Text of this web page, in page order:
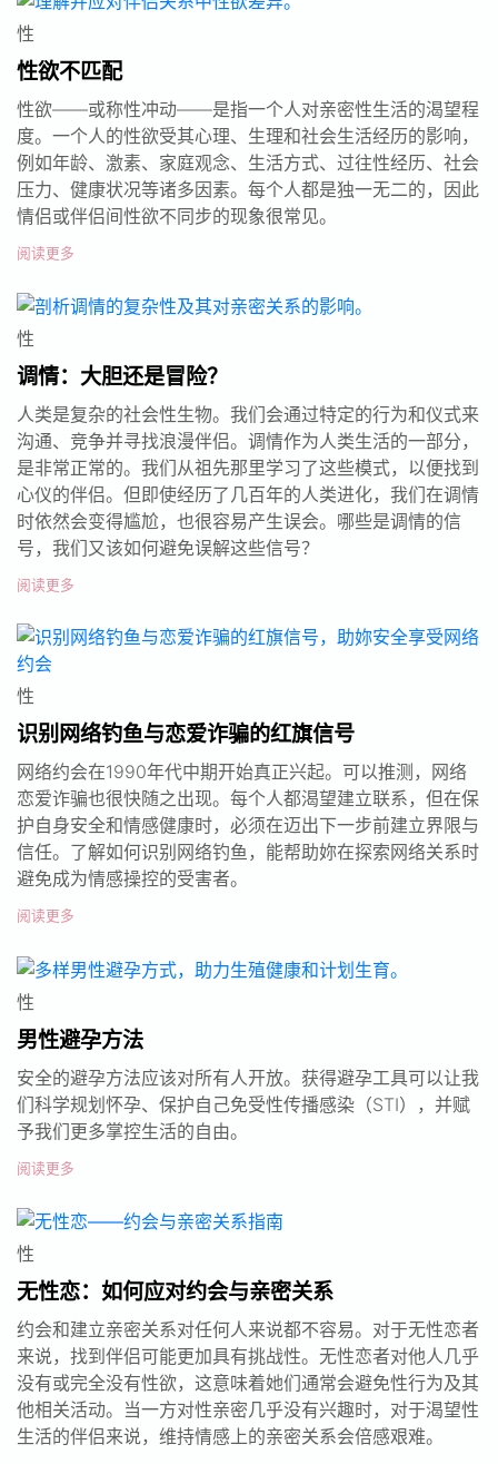
性
性欲不匹配
性欲——或称性冲动——是指一个人对亲密性生活的渴望程
度。一个人的性欲受其心理、生理和社会生活经历的影响，
例如年龄、激素、家庭观念、生活方式、过往性经历、社会
压力、健康状况等诸多因素。每个人都是独一无二的，因此
情侣或伴侣间性欲不同步的现象很常见。
阅读更多
性
调情：大胆还是冒险？
人类是复杂的社会性生物。我们会通过特定的行为和仪式来
沟通、竞争并寻找浪漫伴侣。调情作为人类生活的一部分，
是非常正常的。我们从祖先那里学习了这些模式，以便找到
心仪的伴侣。但即使经历了几百年的人类进化，我们在调情
时依然会变得尴尬，也很容易产生误会。哪些是调情的信
号，我们又该如何避免误解这些信号？
阅读更多
性
识别网络钓鱼与恋爱诈骗的红旗信号
网络约会在1990年代中期开始真正兴起。可以推测，网络
恋爱诈骗也很快随之出现。每个人都渴望建立联系，但在保
护自身安全和情感健康时，必须在迈出下一步前建立界限与
信任。了解如何识别网络钓鱼，能帮助妳在探索网络关系时
避免成为情感操控的受害者。
阅读更多
性
男性避孕方法
安全的避孕方法应该对所有人开放。获得避孕工具可以让我
们科学规划怀孕、保护自己免受性传播感染（STI），并赋
予我们更多掌控生活的自由。
阅读更多
性
无性恋：如何应对约会与亲密关系
约会和建立亲密关系对任何人来说都不容易。对于无性恋者
来说，找到伴侣可能更加具有挑战性。无性恋者对他人几乎
没有或完全没有性欲，这意味着她们通常会避免性行为及其
他相关活动。当一方对性亲密几乎没有兴趣时，对于渴望性
生活的伴侣来说，维持情感上的亲密关系会倍感艰难。